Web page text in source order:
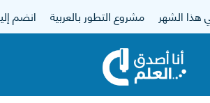
هذا الشهر مشروع التطور بالعربية انضم